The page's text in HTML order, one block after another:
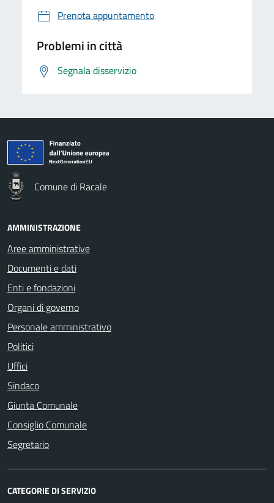
Prenota appuntamento
Problemi in città
Segnala disservizio
Comune di Racale
AMMINISTRAZIONE
Aree amministrative
Documenti e dati
Enti e fondazioni
Organi di governo
Personale amministrativo
Politici
Uffici
Sindaco
Giunta Comunale
Consiglio Comunale
Segretario
CATEGORIE DI SERVIZIO